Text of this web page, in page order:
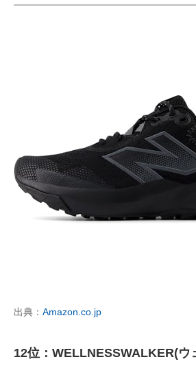
出典： Amazon.co.jp
12位：WELLNESSWALKER(ウ